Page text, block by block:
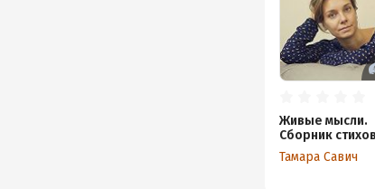
Живые мысли.
Сборник
2
Тамара Савич